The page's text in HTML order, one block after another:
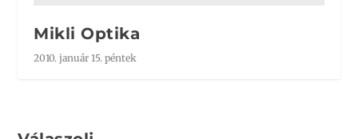
Mikli Optika
2010. január 15. péntek